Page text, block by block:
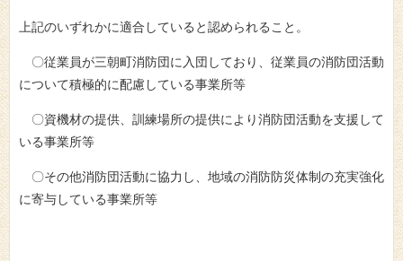
上記のいずれかに適合していると認められること。
〇従業員が三朝町消防団に入団しており、従業員の消防団活動
について積極的に配慮している事業所等
〇資機材の提供、訓練場所の提供により消防団活動を支援して
いる事業所等
〇その他消防団活動に協力し、地域の消防防災体制の充実強化
に寄与している事業所等